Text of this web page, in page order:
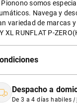
Pionono somos
Navega y
variedad de marcas
XL RUNFLAT P-
Despacho a
De 3 a 4 días habiles |